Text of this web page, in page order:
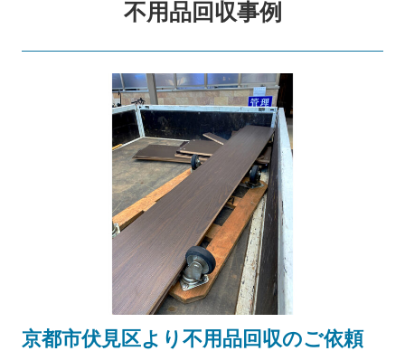
不用品回収事例
京都市伏見区より不用品回収のご依頼